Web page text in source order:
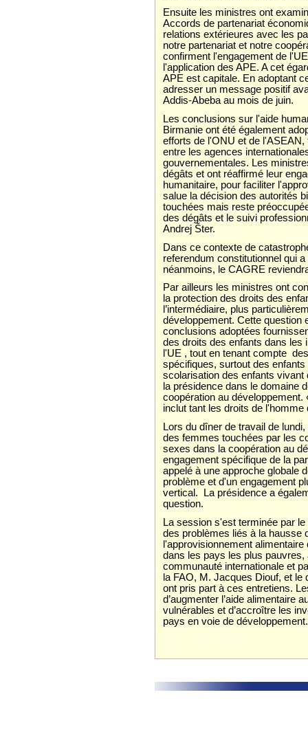
Ensuite les ministres ont
Accords de partenariat
relations extérieures avec les
notre partenariat et notre
confirment l'engagement de
l'application des APE. A cet
APE est capitale. En adoptant
adresser un message positif
Addis-Abeba au mois de juin.
Les conclusions sur l'aide
Birmanie ont été également
efforts de l'ONU et de
entre les agences
gouvernementales. Les
dégâts et ont réaffirmé leur
humanitaire, pour faciliter
salue la décision des autorités
touchées mais reste
des dégâts et le suivi
Andrej Šter.
Dans ce contexte de
referendum constitutionnel qui
néanmoins, le CAGRE
Par ailleurs les ministres ont
la protection des droits des
l’intermédiaire, plus
développement. Cette question
conclusions adoptées
des droits des enfants dans les
l'UE , tout en tenant compte
spécifiques, surtout des
scolarisation des enfants
la présidence dans le domaine
coopération au
inclut tant les droits de
Lors du dîner de travail de
des femmes touchées par les
sexes dans la coopération au
engagement spécifique de la
appelé à une approche globale
problème et d'un engagement
vertical. La présidence a
question.
La session s'est terminée par
des problèmes liés à la hausse
l'approvisionnement
dans les pays les plus
communauté internationale et
la FAO, M. Jacques Diouf, et
ont pris part à ces entretiens.
d’augmenter l’aide alimentaire
vulnérables et d’accroître les
pays en voie de développement.